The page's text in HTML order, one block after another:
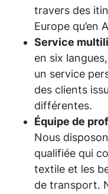
travers des
Europe qu’en
Service
en six
un service
des clients
différentes.
Équipe de
Nous
qualifiée qui
textile et les
de transport.